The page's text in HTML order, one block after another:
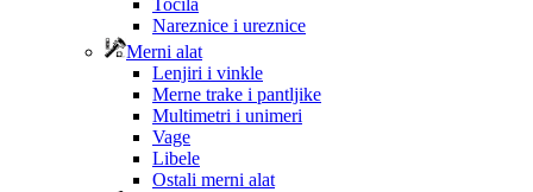
Tocila
Nareznice i ureznice
Merni alat
Lenjiri i vinkle
Merne trake i pantljike
Multimetri i unimeri
Vage
Libele
Ostali merni alat